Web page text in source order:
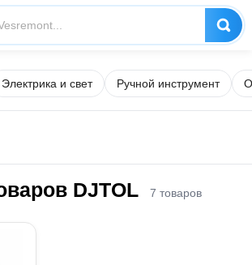
Электрика и свет Ручной инструмент
DJTOL 7 товаров